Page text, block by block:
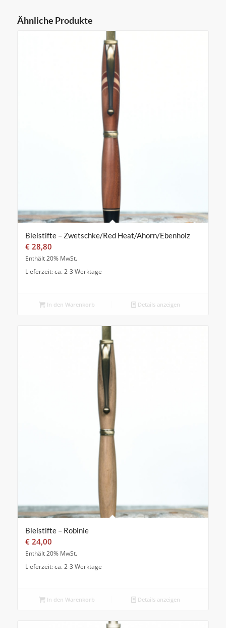
Ähnliche Produkte
Bleistifte – Zwetschke/Red Heat/Ahorn/Ebenholz
€28,80
Enthält 20% MwSt.
Lieferzeit: ca. 2-3 Werktage
In den Warenkorb Details anzeigen
Bleistifte – Robinie
€24,00
Enthält 20% MwSt.
Lieferzeit: ca. 2-3 Werktage
In den Warenkorb Details anzeigen